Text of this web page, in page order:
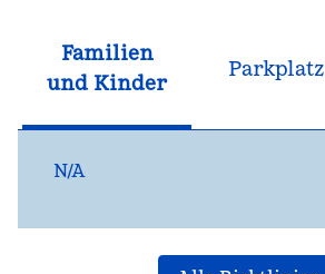
Familien
und Kinder
Parkplatz
N/A